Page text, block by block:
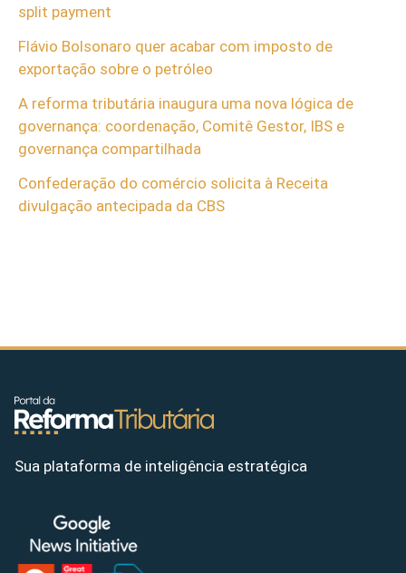
split payment
Flávio Bolsonaro quer acabar com imposto de
exportação sobre o petróleo
A reforma tributária inaugura uma nova lógica de
governança: coordenação, Comitê Gestor, IBS e
governança compartilhada
Confederação do comércio solicita à Receita
divulgação antecipada da CBS
Sua plataforma de inteligência estratégica